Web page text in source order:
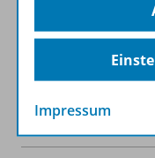
Video
Impressum